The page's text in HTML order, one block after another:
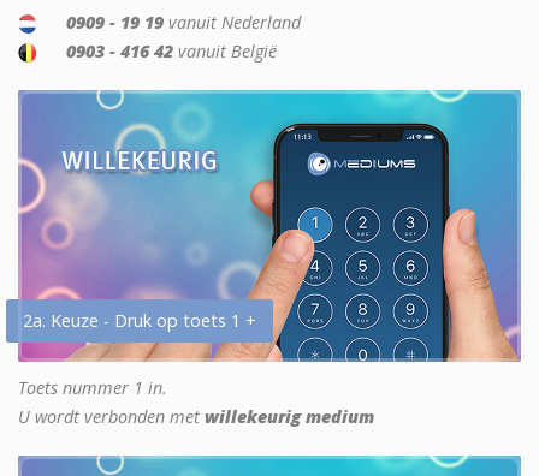
0909 - 19 19 vanuit Nederland
0903 - 416 42 vanuit België
2a. Keuze - Druk op toets 1 +
Toets nummer 1 in.
U wordt verbonden met willekeurig medium